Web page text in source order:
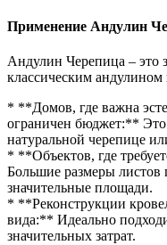
Применение Андулин
Андулин Черепица – это
классическим
* **Домов, где важна
ограничен бюджет:** Это
натуральной черепице
* **Объектов, где
Большие размеры листов
значительные площади.
* **Реконструкции
вида:** Идеально
значительных затрат.